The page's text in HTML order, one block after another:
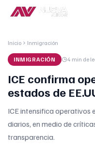
Inicio Inmigración
INMIGRACIÓN 4 min de
ICE confirma
estados de
ICE intensifica operativos
diarios, en medio de
transparencia.